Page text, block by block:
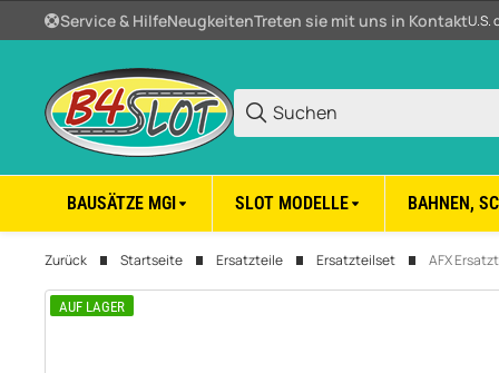
Service & HilfeNeugkeitenTreten sie mit uns in KontaktU.S.
BAUSÄTZE MGI SLOT MODELLE BAHNEN,
Zurück Startseite Ersatzteile Ersatzteilset AFX
AUF LAGER